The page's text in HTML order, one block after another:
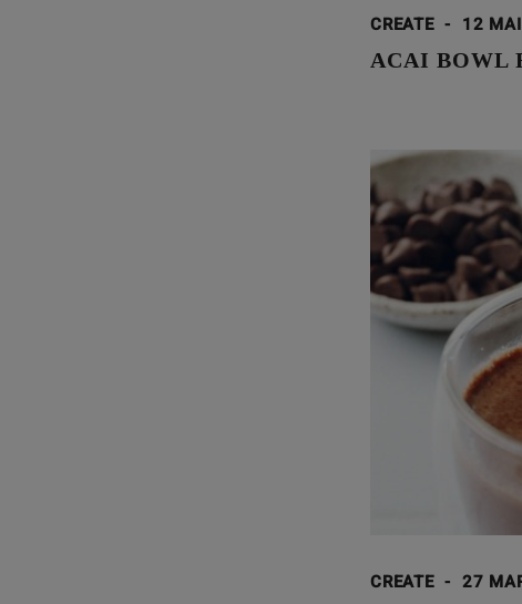
CREATE - 12
ACAI BOWL
CREATE - 27